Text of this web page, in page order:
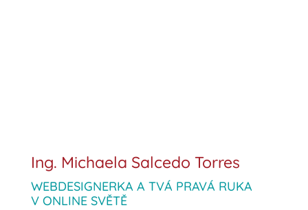
Ing. Michaela Salcedo Torres
WEBDESIGNERKA A TVÁ PRAVÁ RUKA
V ONLINE SVĚTĚ